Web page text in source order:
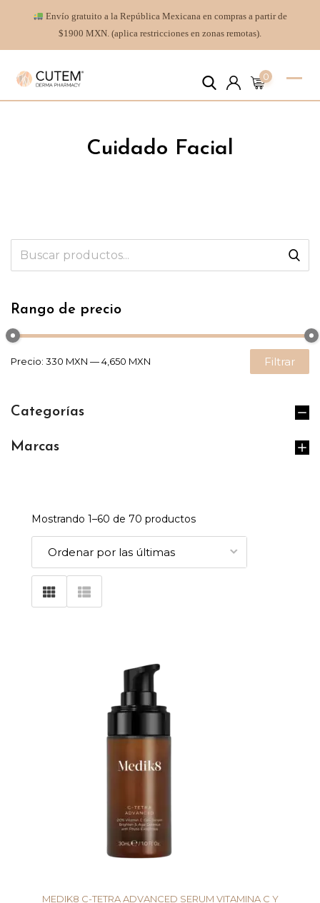
Envío gratuito a la República Mexicana en compras a partir de
$1900 MXN. (aplica restricciones en zonas remotas).
0
Cuidado Facial
Rango de precio
Filtrar
Precio: 330 MXN —4,650 MXN
Categorías
Marcas
Mostrando 1–60 de 70 productos
MEDIK8 C-TETRA ADVANCED SERUM VITAMINA C Y